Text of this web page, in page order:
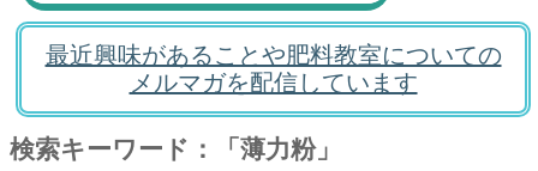
最近興味があることや肥料教室についての
メルマガを配信しています
検索キーワード：「薄力粉」